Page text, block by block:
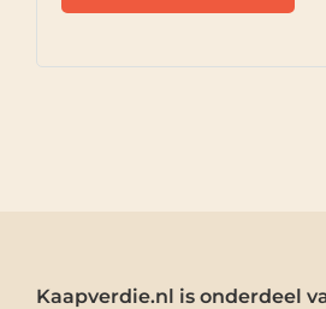
Kaapverdie.nl is onderdeel